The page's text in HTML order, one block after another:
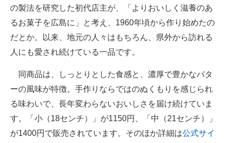
の製法を研究した初代店主が、「よりおいしく滋養のあ
るお菓子を広島に」と考え、1960年頃から作り始めたの
だとか。以来、地元の人々はもちろん、県外から訪れる
人にも愛され続けている一品です。
同商品は、しっとりとした食感と、濃厚で豊かなバタ
ーの風味が特徴。手作りならではのぬくもりを感じられ
る味わいで、長年変わらないおいしさを届け続けていま
す。「小（18センチ）」が1150円、「中（21センチ）」
が1400円で販売されています。そのほか詳細は公式サイ